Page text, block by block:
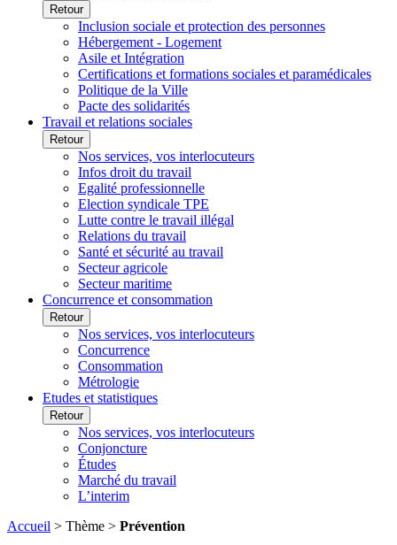
Retour
Inclusion sociale et protection des personnes
Hébergement - Logement
Asile et Intégration
Certifications et formations sociales et paramédicales
Politique de la Ville
Pacte des solidarités
Travail et relations sociales
Retour
Nos services, vos interlocuteurs
Infos droit du travail
Egalité professionnelle
Election syndicale TPE
Lutte contre le travail illégal
Relations du travail
Santé et sécurité au travail
Secteur agricole
Secteur maritime
Concurrence et consommation
Retour
Nos services, vos interlocuteurs
Concurrence
Consommation
Métrologie
Etudes et statistiques
Retour
Nos services, vos interlocuteurs
Conjoncture
Études
Marché du travail
L’interim
Accueil > Thème > Prévention